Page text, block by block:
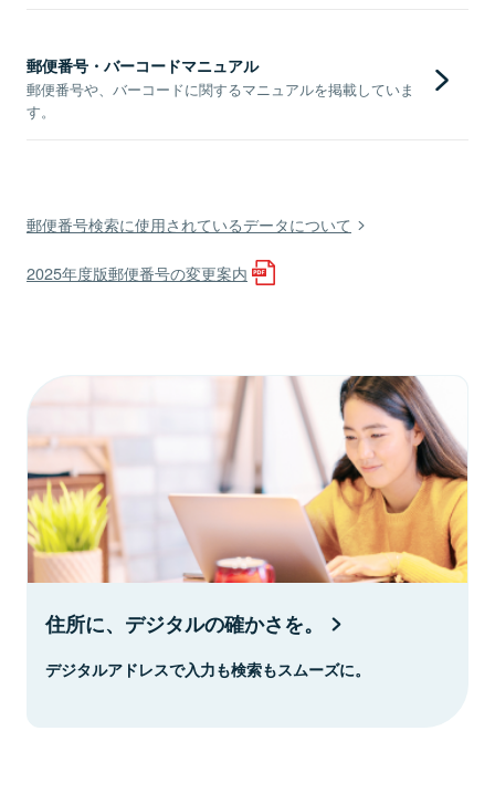
郵便番号・バーコードマニュアル
郵便番号や、バーコードに関するマニュアルを掲載していま
す。
郵便番号検索に使用されているデータについて
2025年度版郵便番号の変更案内
住所に、デジタルの確かさを。
デジタルアドレスで入力も検索もスムーズに。